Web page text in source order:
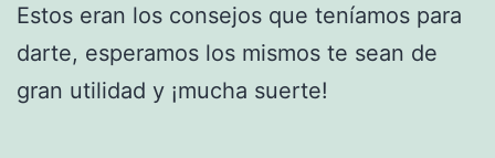
Estos eran los consejos que teníamos para
darte, esperamos los mismos te sean de
gran utilidad y ¡mucha suerte!